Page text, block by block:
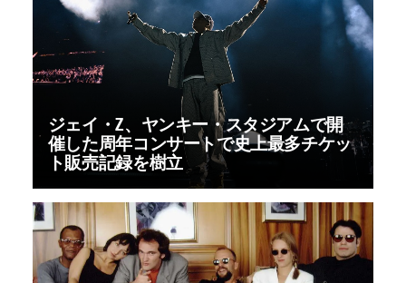
ジェイ・Z、ヤンキー・スタジアムで開
催した周年コンサートで史上最多チケッ
ト販売記録を樹立